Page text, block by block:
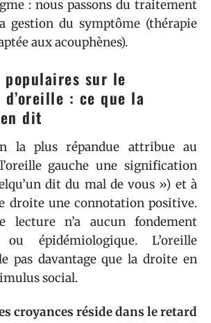
: nous passons du traitement
gestion du symptôme (thérapie
aux acouphènes).
populaires sur le
: ce que la
dit
la plus répandue attribue au
gauche une signification
dit du mal de vous ») et à
droite une connotation positive.
lecture n’a aucun fondement
ou épidémiologique. L’oreille
pas davantage que la droite en
social.
croyances réside dans le retard